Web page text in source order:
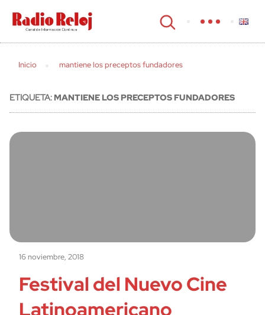
cerrar
Inicio mantiene los preceptos fundadores
ETIQUETA:MANTIENE LOS PRECEPTOS FUNDADORES
16 noviembre, 2018
Festival del Nuevo Cine
Latinoamericano